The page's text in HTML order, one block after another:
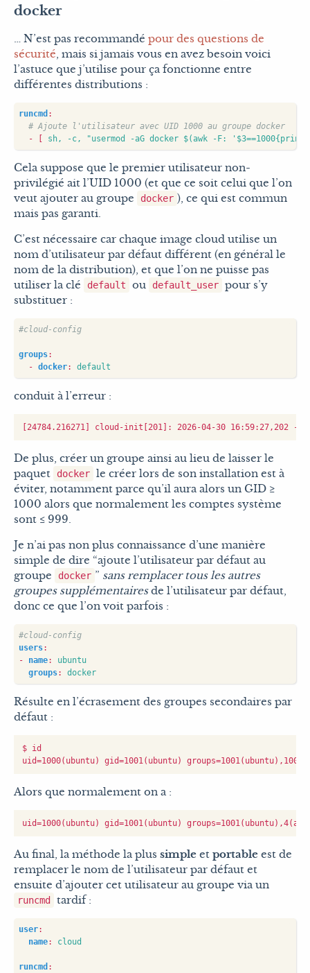
docker
… N’est pas recommandé pour des questions de
sécurité, mais si jamais vous en avez besoin voici
l’astuce que j’utilise pour ça fonctionne entre
différentes distributions :
runcmd :
# Ajoute l'utilisateur avec UID 1000 au groupe docker
-
sh, -c, "usermod -aG docker $(awk -F:
Cela suppose que le premier utilisateur non-
privilégié ait l’UID 1000 (et que ce soit celui que l’on
veut ajouter au groupe
docker ), ce qui est commun
mais pas garanti.
C’est nécessaire car chaque image cloud utilise un
nom d’utilisateur par défaut différent (en général le
nom de la distribution), et que l’on ne puisse pas
utiliser la clé
default ou default_user pour s’y
substituer :
#cloud-config
groups:
- docker: default
conduit à l’erreur :
De plus, créer un groupe ainsi au lieu de laisser le
paquet
docker le créer lors de son installation est à
éviter, notamment parce qu’il aura alors un GID ≥
1000 alors que normalement les comptes système
sont ≤ 999.
Je n’ai pas non plus connaissance d’une manière
simple de dire “ajoute l’utilisateur par défaut au
groupe
docker ” sans remplacer tous les autres
groupes supplémentairesde l’utilisateur par défaut,
donc ce que l’on voit parfois :
#cloud-config
users:
- name:
ubuntu
groups: docker
Résulte en l’écrasement des groupes secondaires par
défaut :
$ id
Alors que normalement on a :
Au final, la méthode la plus simple et portable est de
remplacer le nom de l’utilisateur par défaut et
ensuite d’ajouter cet utilisateur au groupe via un
runcmd tardif :
user:
name: cloud
runcmd :